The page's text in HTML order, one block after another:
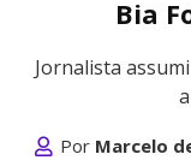
Bia
Jornalista
Por Marcelo